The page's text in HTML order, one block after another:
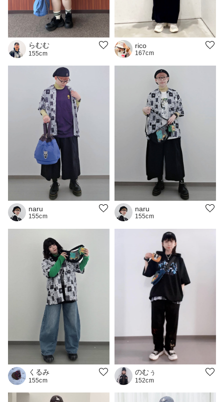
らむむ
155cm
rico
167cm
naru
155cm
naru
155cm
くるみ
155cm
のむぅ
152cm